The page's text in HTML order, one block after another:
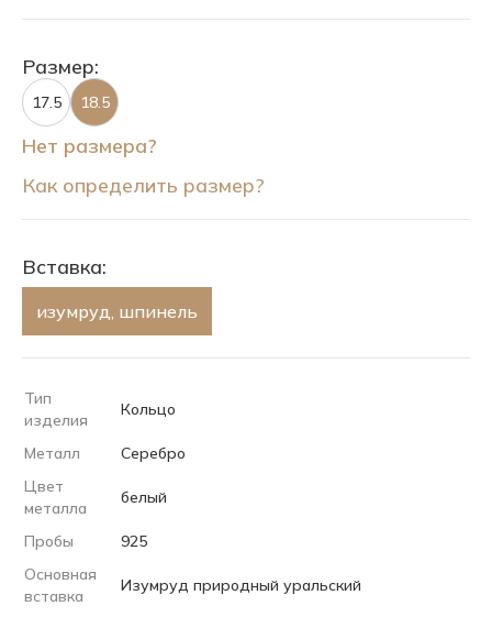
Размер:
17.5 18.5
Нет размера?
Как определить размер?
Вставка:
изумруд, шпинель
Тип
изделия
Кольцо
Металл
Серебро
Цвет
металла
белый
Пробы
925
Основная
вставка
Изумруд природный уральский